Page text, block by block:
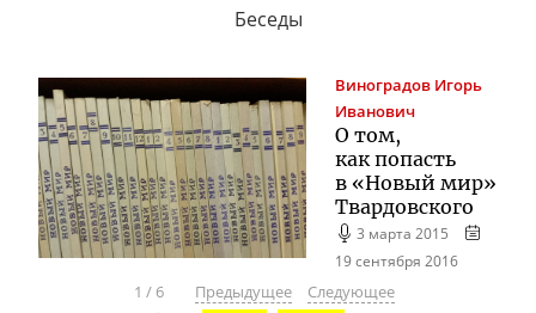
Беседы
Виноградов Игорь
Иванович
О том,
как попасть
в «Новый мир»
Твардовского
3 марта 2015
19 сентября 2016
1 / 6 Предыдущее
Следующее